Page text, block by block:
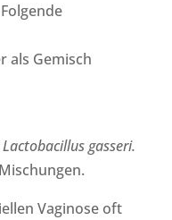
als Gemisch
Lactobacillus gasseri.
Vaginose oft